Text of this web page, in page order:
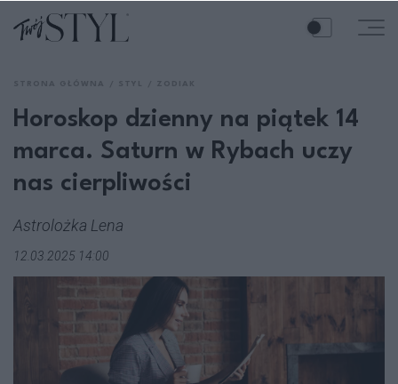
Horoskop dzienny na piątek 14
marca. Saturn w Rybach uczy
nas cierpliwości
Astrolożka Lena
12.03.2025 14:00